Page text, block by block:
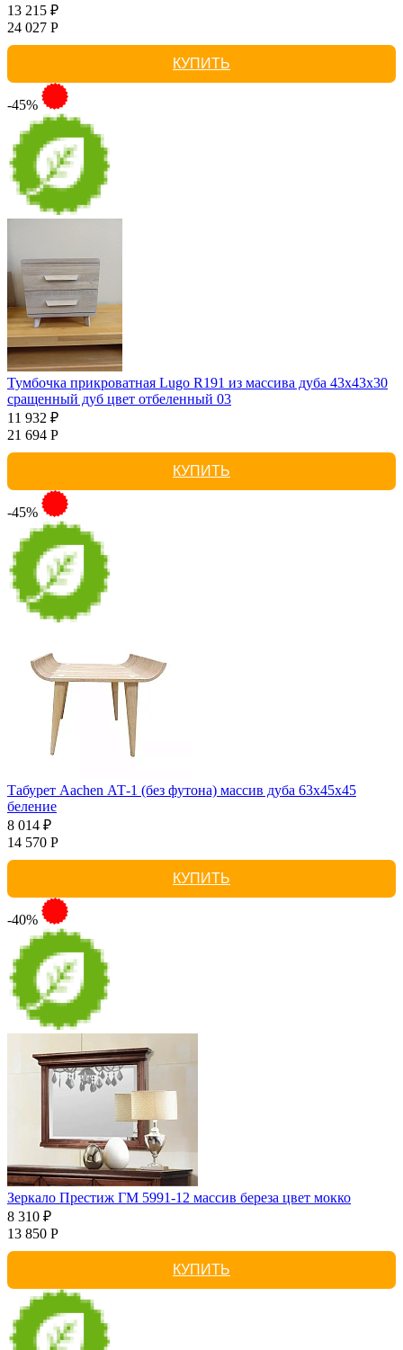
13 215 ₽
24 027 Р
КУПИТЬ
-45%
Тумбочка прикроватная Lugo R191 из массива дуба 43х43х30
сращенный дуб цвет отбеленный 03
11 932 ₽
21 694 Р
КУПИТЬ
-45%
Табурет Aachen АТ-1 (без футона) массив дуба 63х45х45
беление
8 014 ₽
14 570 Р
КУПИТЬ
-40%
Зеркало Престиж ГМ 5991-12 массив береза цвет мокко
8 310 ₽
13 850 Р
КУПИТЬ